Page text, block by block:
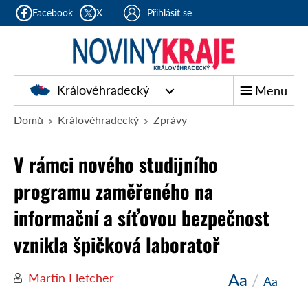
Facebook X Přihlásit se
Královéhradecký Menu
Domů Královéhradecký Zprávy
V rámci nového studijního
programu zaměřeného na
informační a síťovou bezpečnost
vznikla špičková laboratoř
Martin Fletcher Aa / Aa